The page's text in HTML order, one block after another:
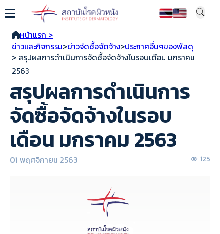
หน้าแรก >
ข่าวและกิจกรรม>ข่าวจัดซื้อจัดจ้าง>ประกาศอื่นๆของพัสดุ
> สรุปผลการดำเนินการจัดซื้อจัดจ้างในรอบเดือน มกราคม
2563
สรุปผลการดำเนินการ
จัดซื้อจัดจ้างในรอบ
เดือน มกราคม 2563
01 พฤศจิกายน 2563 125